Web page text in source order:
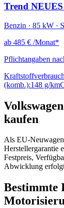
Trend
Benzin · 85 kW ·
ab 485 € /Monat*
Pflichtangaben
(komb.):148 g/km
kaufen
Als EU-
Herstellergarantie
Festpreis,
Abwicklung
Bestimmte